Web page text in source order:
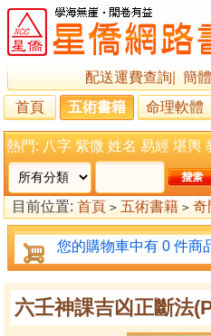
配送運費查詢
簡體
首頁
五術書籍 命理軟體
熱門: 八字 紫微 姓名 易經 堪輿
目前位置: 首頁 > 五術書籍 > 奇
法(POD)
您的購物車中有 0 件商
六壬神課吉凶正斷法